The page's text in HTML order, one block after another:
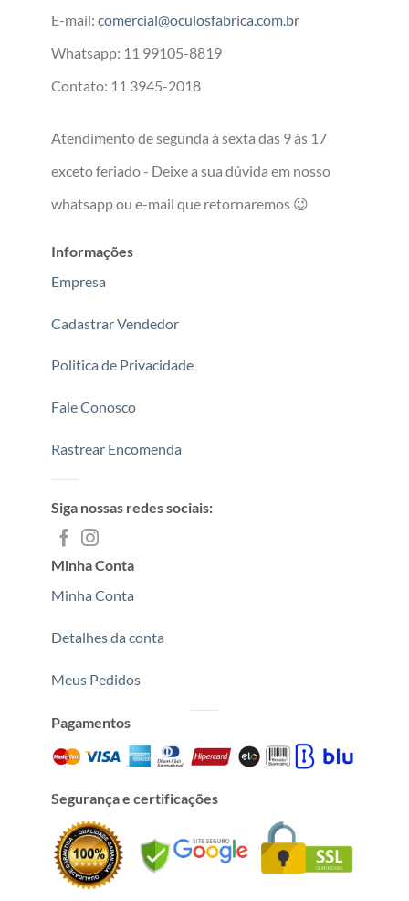
E-mail: comercial@oculosfabrica.com.br
Whatsapp: 11 99105-8819
Contato: 11 3945-2018
Atendimento de segunda à sexta das 9 às 17
exceto feriado - Deixe a sua dúvida em nosso
whatsapp ou e-mail que retornaremos 😉
Informações
Empresa
Cadastrar Vendedor
Politica de Privacidade
Fale Conosco
Rastrear Encomenda
Siga nossas redes sociais:
Minha Conta
Minha Conta
Detalhes da conta
Meus Pedidos
Pagamentos
Segurança e certificações